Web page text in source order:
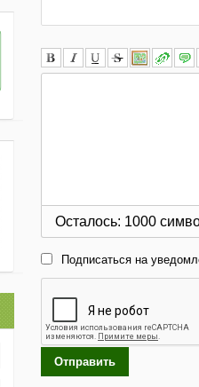
Осталось: 1000
Подписаться на
Отправить